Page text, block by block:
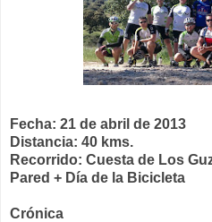
Fecha: 21 de abril de 2013
Distancia: 40 kms.
Recorrido: Cuesta de Los
Pared + Día de la Bicicleta
Crónica